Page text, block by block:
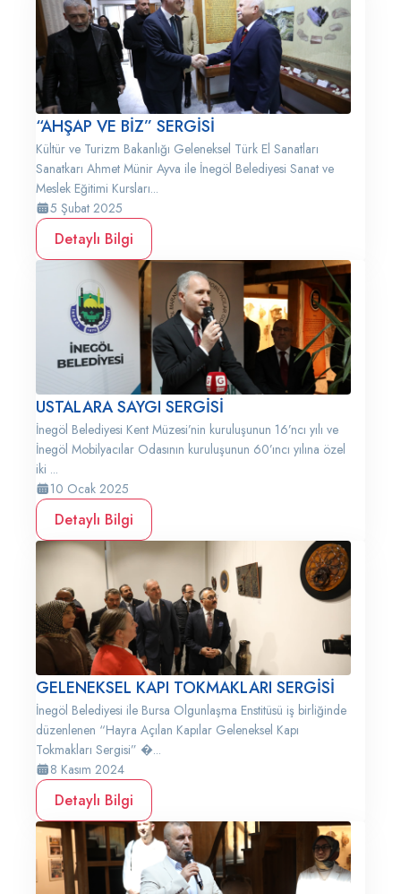
“AHŞAP VE BİZ” SERGİSİ
Kültür ve Turizm Bakanlığı Geleneksel Türk El Sanatları
Sanatkarı Ahmet Münir Ayva ile İnegöl Belediyesi Sanat ve
Meslek Eğitimi Kursları...
5 Şubat 2025
Detaylı Bilgi
USTALARA SAYGI SERGİSİ
İnegöl Belediyesi Kent Müzesi’nin kuruluşunun 16’ncı yılı ve
İnegöl Mobilyacılar Odasının kuruluşunun 60’ıncı yılına özel
iki ...
10 Ocak 2025
Detaylı Bilgi
GELENEKSEL KAPI TOKMAKLARI SERGİSİ
İnegöl Belediyesi ile Bursa Olgunlaşma Enstitüsü iş birliğinde
düzenlenen “Hayra Açılan Kapılar Geleneksel Kapı
Tokmakları Sergisi” �...
8 Kasım 2024
Detaylı Bilgi